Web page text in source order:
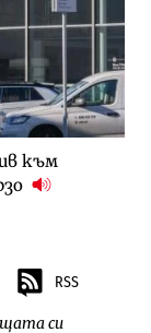
към
RSS
си